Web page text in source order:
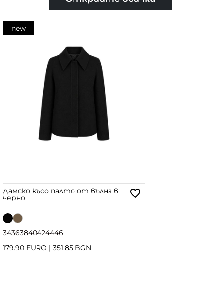
new
Дамско късо палто от вълна в
черно
34363840424446
179.90 EURO | 351.85 BGN